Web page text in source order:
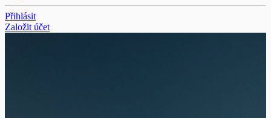
Přihlásit
Založit účet